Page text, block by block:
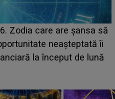
2. La ce oră urcă pe
Zara Larsson? Artista
și s-a filmat din